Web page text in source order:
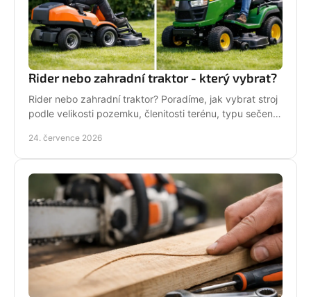
Rider nebo zahradní traktor - který vybrat?
Rider nebo zahradní traktor? Poradíme, jak vybrat stroj
podle velikosti pozemku, členitosti terénu, typu sečení
24. července 2026